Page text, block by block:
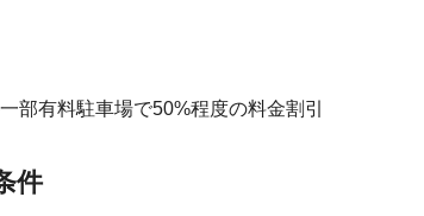
部有料駐車場で50%程度の料金割引
件